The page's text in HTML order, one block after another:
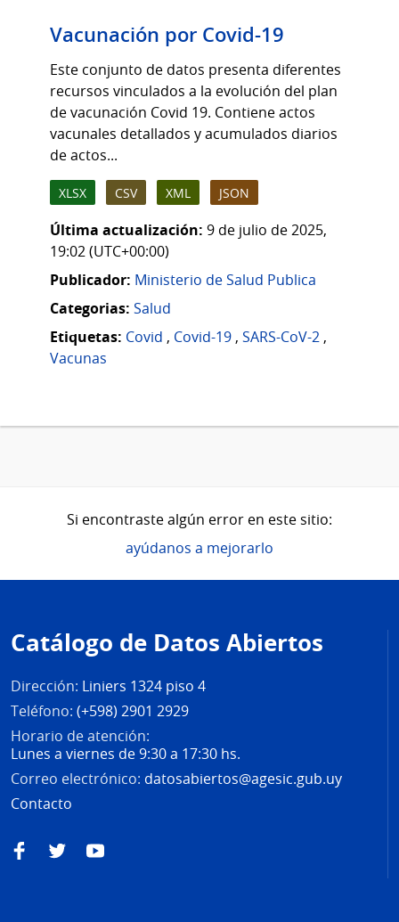
Vacunación por Covid-19
Este conjunto de datos presenta diferentes
recursos vinculados a la evolución del plan
de vacunación Covid 19. Contiene actos
vacunales detallados y acumulados diarios
de actos...
XLSX CSV XML JSON
Última actualización: 9 de julio de 2025,
19:02 (UTC+00:00)
Publicador: Ministerio de Salud Publica
Categorias: Salud
Etiquetas: Covid , Covid-19 , SARS-CoV-2 ,
Vacunas
Si encontraste algún error en este sitio:
ayúdanos a mejorarlo
de
página
Catálogo de Datos Abiertos
Dirección: Liniers 1324 piso 4
Teléfono: (+598) 2901 2929
Horario de atención:
Lunes a viernes de 9:30 a 17:30 hs.
Correo electrónico: datosabiertos@agesic.gub.uy
Contacto
FacebookTwitterYouTube